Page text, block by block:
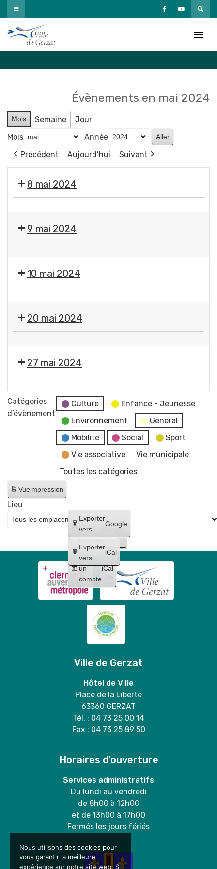
Passer
au
contenu
Évènements en mai 2024
Mois Semaine
Jour
Mois
Année
Précédent
Aujourd’hui Suivant
8 mai 2024
des
services
9 mai 2024
des
services
10 mai 2024
des
services
20 mai 2024
des
services
municipaux
27 mai 2024
France
Services
Catégories
d’évènement
Culture
Enfance - Jeunesse
Environnement
General
Mobilité
Social
Sport
Vie associative
Vie municipale
Toutes les catégories
Vueimpression
Créer
un
compte
Google
Créer
un
compte
iCal
Exporter
vers
Google
Exporter
vers
iCal
Lieu
Ville de Gerzat
Hôtel de Ville
Place de la Liberté
63360 GERZAT
Tél. : 04 73 25 00 14
Fax : 04 73 25 89 50
Horaires d’ouverture
Services administratifs
Du lundi au vendredi
de 8h00 à 12h00
et de 13h00 à 17h00
Fermés les jours fériés
Nous utilisons des cookies pour
vous garantir la meilleure
expérience sur notre site web. Si